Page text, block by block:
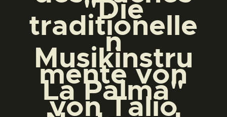
"Die
traditionelle
n
Musikinstru
mente von
La Palma"
von Talio
DIENSTLEISTUNGEN
DIGITALE RESSOURCEN
DEUTSCH
DAS MUSEUM